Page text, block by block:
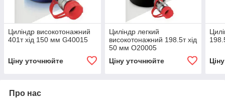
Циліндр високотонажний
401т хід 150 мм G40015
Ціну уточнюйте
Циліндр легкий
високотонажний 198.5т хід
50 мм O20005
Ціну уточнюйте
Про нас